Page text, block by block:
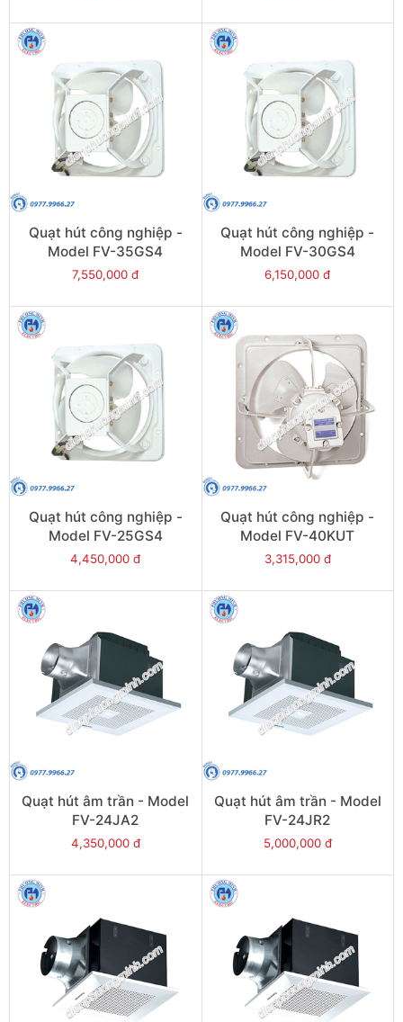
Quạt hút công nghiệp -
Model FV-35GS4
7,550,000 đ
Quạt hút công nghiệp -
Model FV-30GS4
6,150,000 đ
Quạt hút công nghiệp -
Model FV-25GS4
4,450,000 đ
Quạt hút công nghiệp -
Model FV-40KUT
3,315,000 đ
Quạt hút âm trần - Model
FV-24JA2
4,350,000 đ
Quạt hút âm trần - Model
FV-24JR2
5,000,000 đ